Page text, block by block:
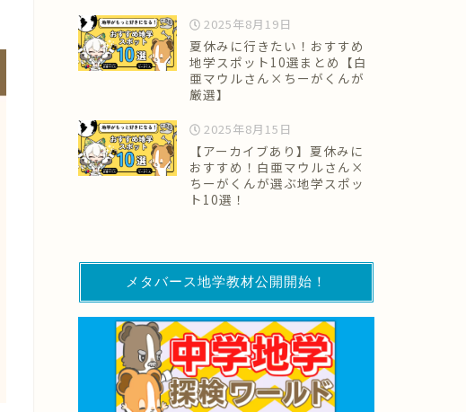
2025年8月19日
夏休みに行きたい！おすすめ
地学スポット10選まとめ【白
亜マウルさん×ちーがくんが
厳選】
2025年8月15日
【アーカイブあり】夏休みに
おすすめ！白亜マウルさん×
ちーがくんが選ぶ地学スポッ
ト10選！
メタバース地学教材公開開始！